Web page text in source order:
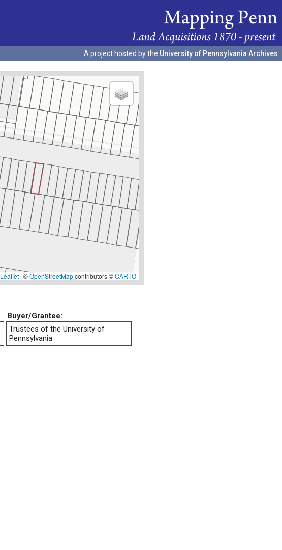
A project hosted by the University of Pennsylvania Archives
Leaflet |©OpenStreetMapcontributors ©CARTO
Buyer/Grantee:
Trustees of the University of
Pennsylvania